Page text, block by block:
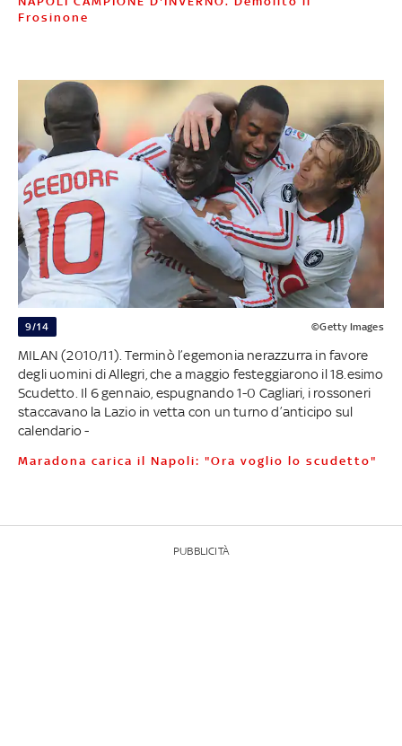
Frosinone
9/14 ©Getty Images
MILAN (2010/11). Terminò l’egemonia nerazzurra in favore
degli uomini di Allegri, che a maggio festeggiarono il 18.esimo
Scudetto. Il 6 gennaio, espugnando 1-0 Cagliari, i rossoneri
staccavano la Lazio in vetta con un turno d’anticipo sul
calendario -
Maradona carica il Napoli: "Ora voglio lo scudetto"
PUBBLICITÀ